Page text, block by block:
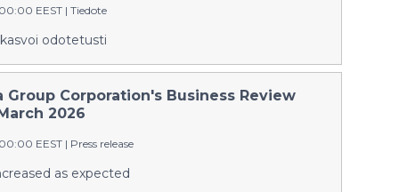
EEST | Tiedote
odotetusti
Group Corporation's Business Review
2026
EEST | Press release
as expected